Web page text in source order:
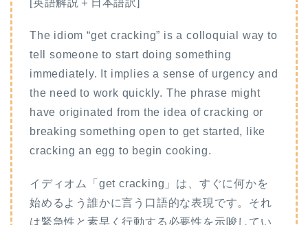
[英語解説＋日本語訳]
The idiom “get cracking” is a colloquial way to
tell someone to start doing something
immediately. It implies a sense of urgency and
the need to work quickly. The phrase might
have originated from the idea of cracking or
breaking something open to get started, like
cracking an egg to begin cooking.
イディオム「get cracking」は、すぐに何かを
始めるよう誰かに言う口語的な表現です。それ
は緊急性と素早く行動する必要性を示唆してい